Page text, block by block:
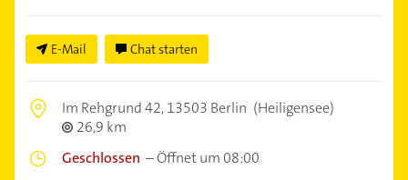
E-Mail Chat starten
Im Rehgrund 42,13503 Berlin (Heiligensee)
26,9 km
Geschlossen –Öffnet um 08:00